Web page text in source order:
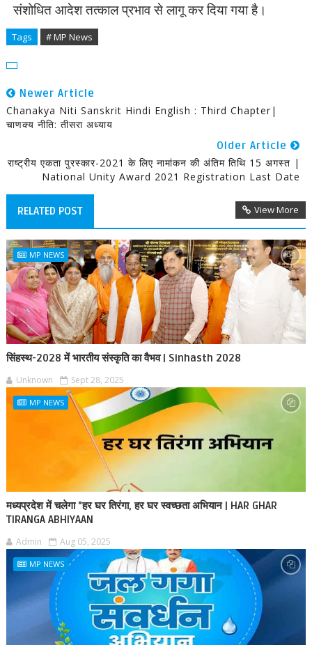
संशोधित आदेश तत्काल प्रभाव से लागू कर दिया गया है।
Tags # MP News
Newer Article
Chanakya Niti Sanskrit Hindi English : Third Chapter|
चाणक्य नीति: तीसरा अध्याय
Older Article
राष्ट्रीय एकता पुरस्कार-2021 के लिए नामांकन की अंतिम तिथि 15 अगस्त |
National Unity Award 2021 Registration Last Date
RELATED POST View More
MP NEWS
सिंहस्थ-2028 में भारतीय संस्कृति का वैभव | Sinhasth 2028
Unknown Sept 28, 2025
MP NEWS
मध्यप्रदेश में चलेगा "हर घर तिरंगा, हर घर स्वच्छता अभियान | HAR GHAR
TIRANGA ABHIYAAN
Admin Aug 05, 2025
MP NEWS